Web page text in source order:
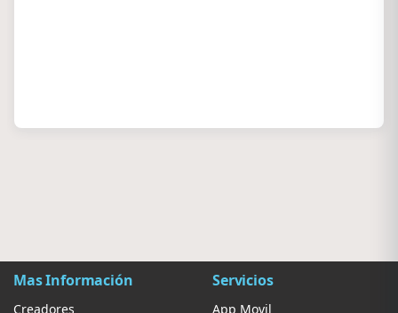
Mas Información
Creadores
Servicios
App Movil